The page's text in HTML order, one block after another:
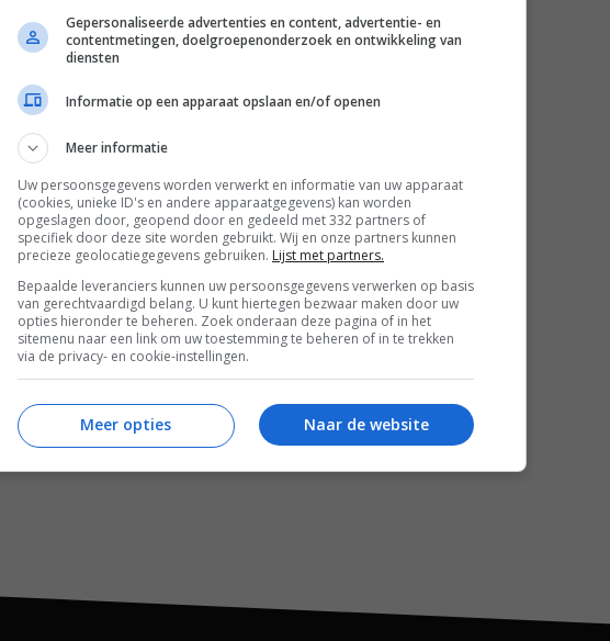
volgen hopelijk snel!
REACTIES (0)
Gepersonaliseerde advertenties en content, advertentie- en
contentmetingen, doelgroepenonderzoek en ontwikkeling van
diensten
Informatie op een apparaat opslaan en/of openen
Meer informatie
Uw persoonsgegevens worden verwerkt en informatie van uw apparaat
(cookies, unieke ID's en andere apparaatgegevens) kan worden
opgeslagen door, geopend door en gedeeld met 332 partners of
specifiek door deze site worden gebruikt. Wij en onze partners kunnen
precieze geolocatiegegevens gebruiken. Lijst met partners.
Bepaalde leveranciers kunnen uw persoonsgegevens verwerken op basis
van gerechtvaardigd belang. U kunt hiertegen bezwaar maken door uw
opties hieronder te beheren. Zoek onderaan deze pagina of in het
sitemenu naar een link om uw toestemming te beheren of in te trekken
via de privacy- en cookie-instellingen.
Naar de website
Meer opties